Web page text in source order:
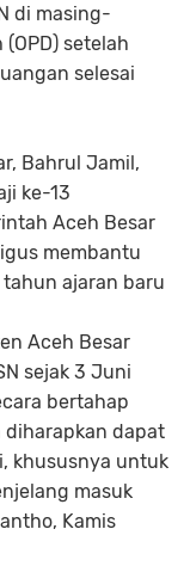
di masing-
setelah
selesai
Bahrul Jamil,
ke-13
Aceh Besar
membantu
ajaran baru
Aceh Besar
sejak 3 Juni
bertahap
diharapkan dapat
khususnya untuk
masuk
Kamis